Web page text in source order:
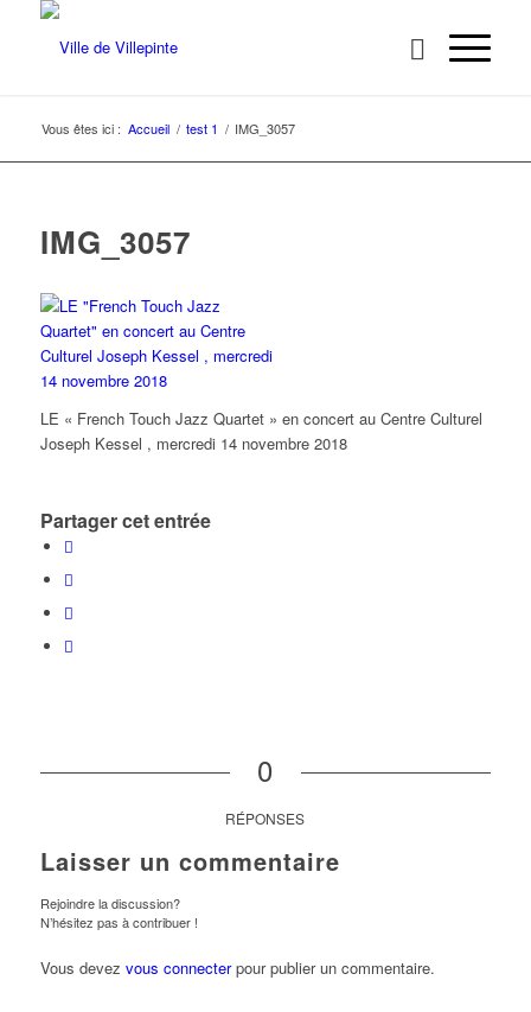
Vous êtes ici : Accueil / test 1 / IMG_3057
IMG_3057
LE « French Touch Jazz Quartet » en concert au Centre Culturel
Joseph Kessel , mercredi 14 novembre 2018
Partager cet entrée
0
RÉPONSES
Laisser un commentaire
Rejoindre la discussion?
N’hésitez pas à contribuer !
Vous devez vous connecterpour publier un commentaire.